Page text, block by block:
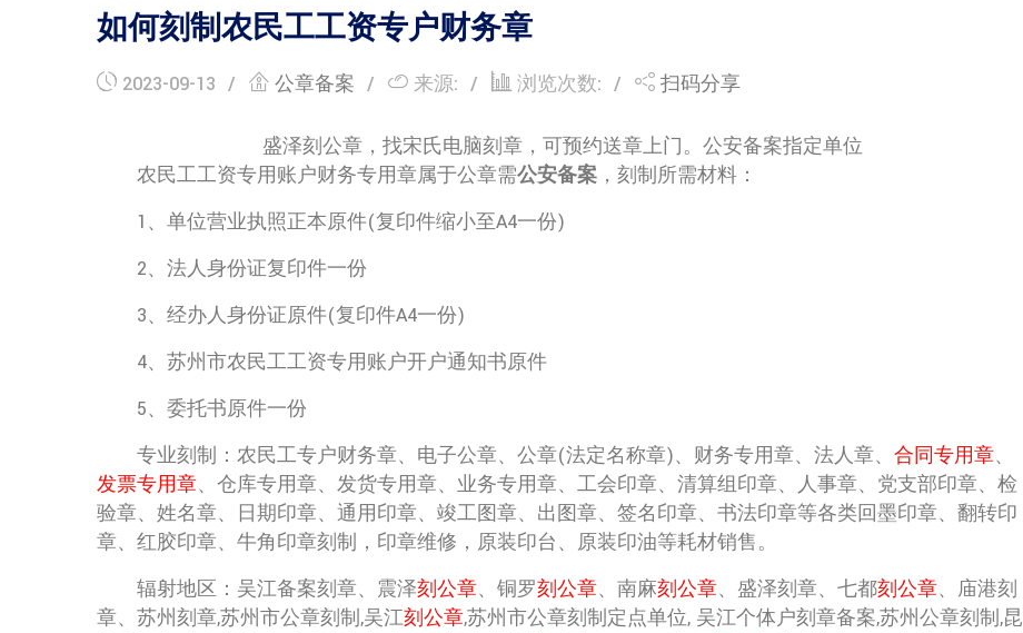
如何刻制农民工工资专户财务章
2023-09-13 公章备案 来源: 浏览次数: 扫码分享
盛泽刻公章，找宋氏电脑刻章，可预约送章上门。公安备案指定单位
农民工工资专用账户财务专用章属于公章需公安备案 ，刻制所需材料：
1、单位营业执照正本原件(复印件缩小至A4一份)
2、法人身份证复印件一份
3、经办人身份证原件(复印件A4一份)
4、苏州市农民工工资专用账户开户通知书原件
5、委托书原件一份
专业刻制：农民工专户财务章、电子公章、公章(法定名称章)、财务专用章、法人章、 合同专用章、
发票专用章、仓库专用章、发货专用章、业务专用章、工会印章、清算组印章、人事章、党支部印章、检
验章、姓名章、日期印章、通用印章、竣工图章、出图章、签名印章、书法印章等各类回墨印章、翻转印
章、红胶印章、牛角印章刻制，印章维修，原装印台、原装印油等耗材销售。
辐射地区：吴江备案刻章、震泽刻公章、铜罗刻公章、南麻刻公章、盛泽刻章、七都刻公章、庙港刻
章、苏州刻章,苏州市公章刻制,吴江刻公章,苏州市公章刻制定点单位, 吴江个体户刻章备案,苏州公章刻制,昆